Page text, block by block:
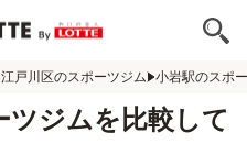
江戸川区のスポーツジム 小岩駅のスポ
ツジムを比較して